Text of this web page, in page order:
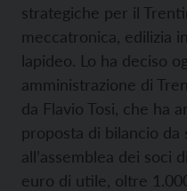
strategiche per il
meccatronica, edilizia
lapideo. Lo ha deciso
amministrazione di
da Flavio Tosi, che ha
proposta di bilancio da
all’assemblea dei soci
euro di utile, oltre